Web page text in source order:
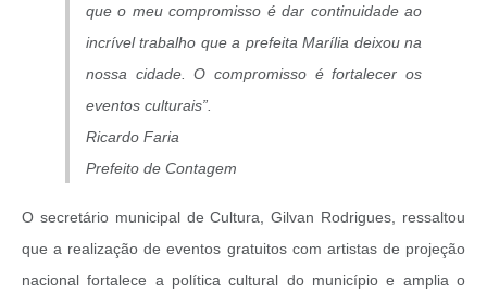
que o meu compromisso é dar continuidade ao
incrível trabalho que a prefeita Marília deixou na
nossa cidade. O compromisso é fortalecer os
eventos culturais”.
Ricardo Faria
Prefeito de Contagem
O secretário municipal de Cultura, Gilvan Rodrigues, ressaltou
que a realização de eventos gratuitos com artistas de projeção
nacional fortalece a política cultural do município e amplia o